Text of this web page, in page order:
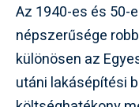
Az 1940-es és 50-
népszerűsége
különösen az
utáni lakásépítési